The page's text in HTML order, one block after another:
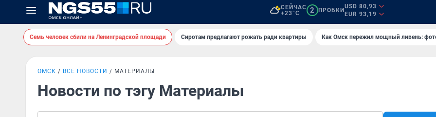
СЕЙЧАС
+23°C
2 ПРОБКИ
USD 80,93
EUR 93,19
Семь человек сбили на Ленинградской площади Сиротам предлагают рожать ради квартиры Как Омск пережил мощный ливень:
ОМСК ВСЕ НОВОСТИ МАТЕРИАЛЫ
Новости по тэгу Материалы